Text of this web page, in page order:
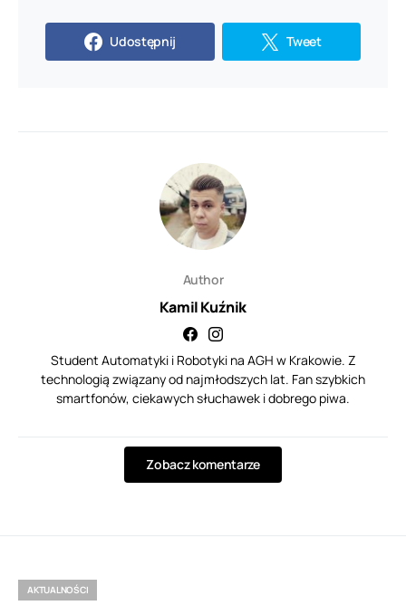
Udostępnij Tweet
Author
Kamil Kuźnik
Student Automatyki i Robotyki na AGH w Krakowie. Z
technologią związany od najmłodszych lat. Fan szybkich
smartfonów, ciekawych słuchawek i dobrego piwa.
Zobacz komentarze
AKTUALNOŚCI